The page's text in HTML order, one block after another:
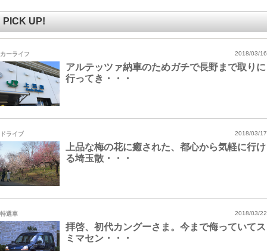
PICK UP!
カーライフ
アルテッツァ納車のためガチで長野まで取りに
行ってき・・・
2018/03/16
ドライブ
上品な梅の花に癒された、都心から気軽に行け
る埼玉散・・・
2018/03/17
特選車
拝啓、初代カングーさま。今まで侮っていてス
ミマセン・・・
2018/03/22